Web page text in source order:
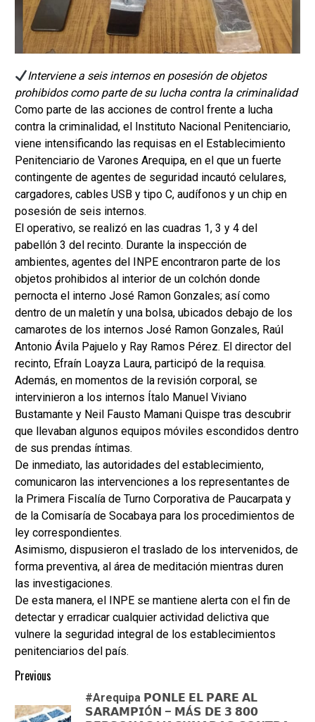
Interviene a seis internos en posesión de objetos
prohibidos como parte de su lucha contra la criminalidad
Como parte de las acciones de control frente a lucha
contra la criminalidad, el Instituto Nacional Penitenciario,
viene intensificando las requisas en el Establecimiento
Penitenciario de Varones Arequipa, en el que un fuerte
contingente de agentes de seguridad incautó celulares,
cargadores, cables USB y tipo C, audífonos y un chip en
posesión de seis internos.
El operativo, se realizó en las cuadras 1, 3 y 4 del
pabellón 3 del recinto. Durante la inspección de
ambientes, agentes del INPE encontraron parte de los
objetos prohibidos al interior de un colchón donde
pernocta el interno José Ramon Gonzales; así como
dentro de un maletín y una bolsa, ubicados debajo de los
camarotes de los internos José Ramon Gonzales, Raúl
Antonio Ávila Pajuelo y Ray Ramos Pérez. El director del
recinto, Efraín Loayza Laura, participó de la requisa.
Además, en momentos de la revisión corporal, se
intervinieron a los internos Ítalo Manuel Viviano
Bustamante y Neil Fausto Mamani Quispe tras descubrir
que llevaban algunos equipos móviles escondidos dentro
de sus prendas íntimas.
De inmediato, las autoridades del establecimiento,
comunicaron las intervenciones a los representantes de
la Primera Fiscalía de Turno Corporativa de Paucarpata y
de la Comisaría de Socabaya para los procedimientos de
ley correspondientes.
Asimismo, dispusieron el traslado de los intervenidos, de
forma preventiva, al área de meditación mientras duren
las investigaciones.
De esta manera, el INPE se mantiene alerta con el fin de
detectar y erradicar cualquier actividad delictiva que
vulnere la seguridad integral de los establecimientos
penitenciarios del país.
Continue
Reading
Previous
#Arequipa 𝗣𝗢𝗡𝗟𝗘 𝗘𝗟 𝗣𝗔𝗥𝗘 𝗔𝗟
𝗦𝗔𝗥𝗔𝗠𝗣𝗜Ó𝗡 – 𝗠Á𝗦 𝗗𝗘 𝟯 𝟴𝟬𝟬